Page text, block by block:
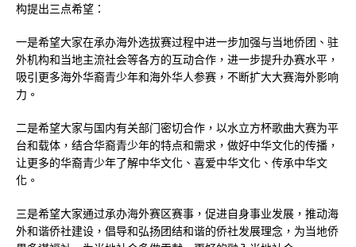
构提出三点希望：
一是希望大家在承办海外选拔赛过程中进一步加强与当地侨团、驻
外机构和当地主流社会等各方的互动合作，进一步提升办赛水平，
吸引更多海外华裔青少年和海外华人参赛，不断扩大大赛海外影响
力。
二是希望大家与国内有关部门密切合作，以水立方杯歌曲大赛为平
台和载体，结合华裔青少年的特点和需求，做好中华文化的传播，
让更多的华裔青少年了解中华文化、喜爱中华文化、传承中华文
化。
三是希望大家通过承办海外赛区赛事，促进自身事业发展，推动海
外和谐侨社建设，倡导和弘扬团结和谐的侨社发展理念，为当地侨